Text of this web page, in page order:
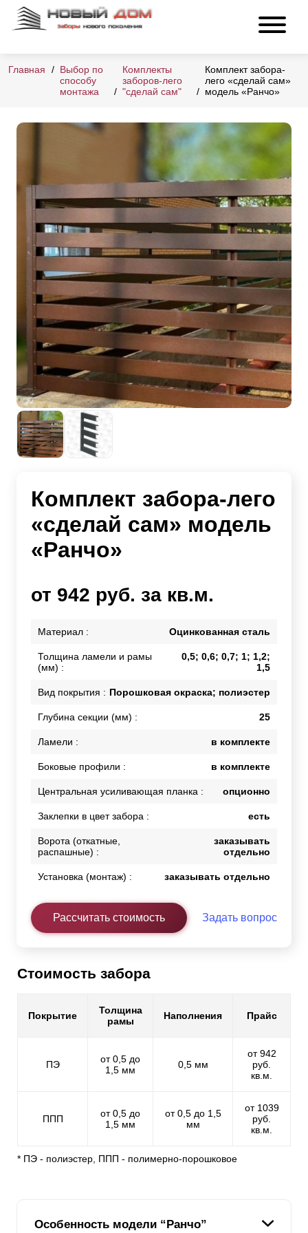
Главная
Выбор по
способу
монтажа
Комплекты
заборов-лего
"сделай сам"
Комплект забора-
лего «сделай сам»
модель «Ранчо»
Комплект забора-лего
«сделай сам» модель
«Ранчо»
от 942 руб. за кв.м.
Материал : Оцинкованная сталь
Толщина ламели и рамы
(мм) :
0,5; 0,6; 0,7; 1; 1,2;
1,5
Вид покрытия : Порошковая окраска; полиэстер
Глубина секции (мм) : 25
Ламели : в комплекте
Боковые профили : в комплекте
Центральная усиливающая планка : опционно
Заклепки в цвет забора : есть
Ворота (откатные,
распашные) :
заказывать
отдельно
Установка (монтаж) : заказывать отдельно
Рассчитать стоимость Задать вопрос
Стоимость забора
Покрытие
Толщина
рамы
Наполнения Прайс
ПЭ
от 0,5 до
1,5 мм
0,5 мм
от 942
руб.
кв.м.
ППП
от 0,5 до
1,5 мм
от 0,5 до 1,5
мм
от 1039
руб.
кв.м.
* ПЭ - полиэстер, ППП - полимерно-порошковое
Особенность модели “Ранчо”